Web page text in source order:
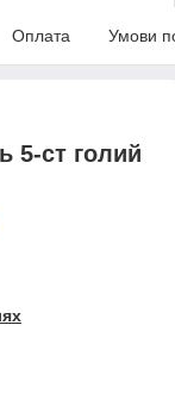
Оплата Умови
5-ст голий